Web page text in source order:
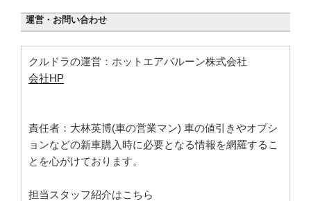
運営・お問い合わせ
クルドラの運営：ホットエアバルーン株式会社
会社HP
責任者：大林英博(車の営業マン) 車の値引きやオプシ
ョンなどの新車購入時に必要となる情報を網羅するこ
とを心がけております。
担当スタッフ紹介はこちら